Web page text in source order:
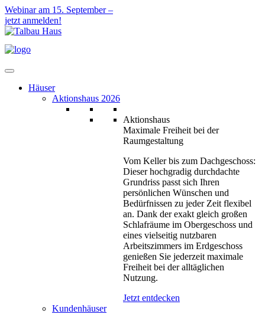
Webinar am 15. September –
jetzt anmelden!
Häuser
Aktionshaus 2026
Aktionshaus
Maximale Freiheit bei der
Raumgestaltung
Vom Keller bis zum Dachgeschoss:
Dieser hochgradig durchdachte
Grundriss passt sich Ihren
persönlichen Wünschen und
Bedürfnissen zu jeder Zeit flexibel
an. Dank der exakt gleich großen
Schlafräume im Obergeschoss und
eines vielseitig nutzbaren
Arbeitszimmers im Erdgeschoss
genießen Sie jederzeit maximale
Freiheit bei der alltäglichen
Nutzung.
Jetzt entdecken
Kundenhäuser